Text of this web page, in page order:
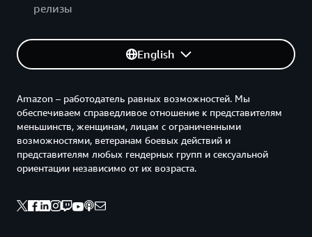
релизы
English
Amazon – работодатель равных возможностей. Мы
обеспечиваем справедливое отношение к представителям
меньшинств, женщинам, лицам с ограниченными
возможностями, ветеранам боевых действий и
представителям любых гендерных групп и сексуальной
ориентации независимо от их возраста.